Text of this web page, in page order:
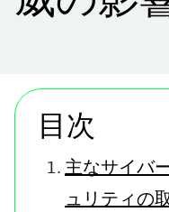
目次
主なサイバ
ュリティの